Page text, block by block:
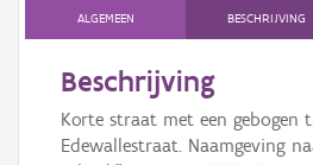
AanmeldenALGEMEEN BESCHRIJVING
Beschrijving
Korte straat met een
Edewallestraat. Naamgeving